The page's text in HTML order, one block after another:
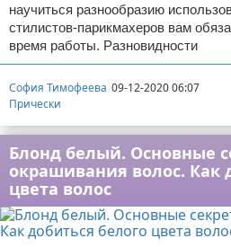
научиться разнообразию
стилистов-парикмахеров вам
время работы. Разновидности
София Тимофеева 09-12-2020 06:07
Прически
Блонд белый. Основные
окрашивания волос. Как
цвета волос